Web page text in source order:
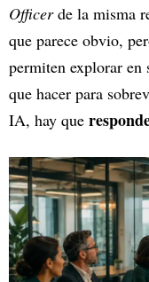
Officerde la misma
que parece obvio,
permiten explorar en
que hacer para
IA, hay que